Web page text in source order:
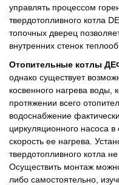
управлять процессом
твердотопливного котла
топочных дверец
внутренних стенок
Отопительные котлы
однако существует
косвенного нагрева воды,
протяжении всего
водоснабжение
циркуляционного насоса
скорость ее нагрева.
твердотопливного котла
Осуществить монтаж
либо самостоятельно,